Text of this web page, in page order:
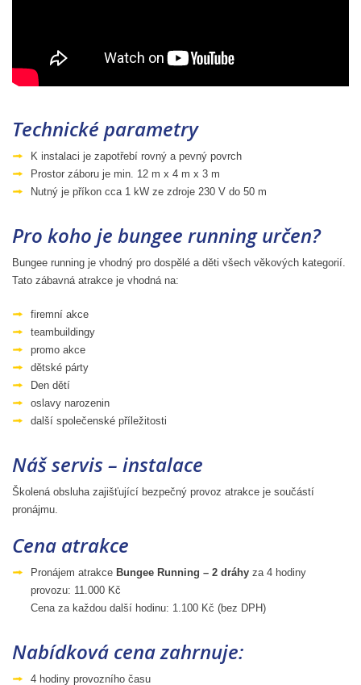
Technické parametry
K instalaci je zapotřebí rovný a pevný povrch
Prostor záboru je min. 12 m x 4 m x 3 m
Nutný je příkon cca 1 kW ze zdroje 230 V do 50 m
Pro koho je bungee running určen?
Bungee running je vhodný pro dospělé a děti všech věkových kategorií.
Tato zábavná atrakce je vhodná na:
firemní akce
teambuildingy
promo akce
dětské párty
Den dětí
oslavy narozenin
další společenské příležitosti
Náš servis – instalace
Školená obsluha zajišťující bezpečný provoz atrakce je součástí
pronájmu.
Cena atrakce
Pronájem atrakce Bungee Running – 2 dráhy za 4 hodiny
provozu: 11.000 Kč
Cena za každou další hodinu: 1.100 Kč (bez DPH)
Nabídková cena zahrnuje:
4 hodiny provozního času